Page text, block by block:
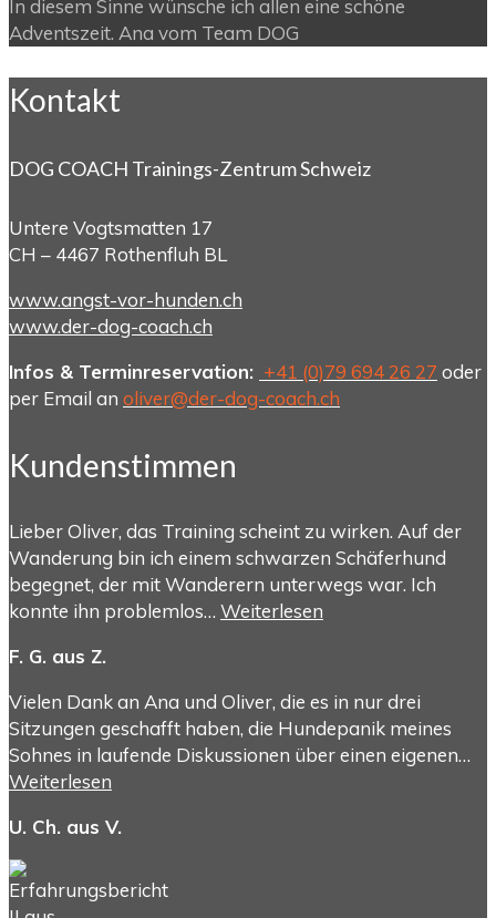
In diesem Sinne wünsche ich allen eine schöne
Adventszeit. Ana vom Team DOG
Kontakt
DOG COACH Trainings-Zentrum Schweiz
Untere Vogtsmatten 17
CH – 4467 Rothenfluh BL
www.angst-vor-hunden.ch
www.der-dog-coach.ch
Infos & Terminreservation: +41 (0)79 694 26 27 oder
per Email an oliver@der-dog-coach.ch
Kundenstimmen
Lieber Oliver, das Training scheint zu wirken. Auf der
Wanderung bin ich einem schwarzen Schäferhund
begegnet, der mit Wanderern unterwegs war. Ich
konnte ihn problemlos… Weiterlesen
F. G. aus Z.
Vielen Dank an Ana und Oliver, die es in nur drei
Sitzungen geschafft haben, die Hundepanik meines
Sohnes in laufende Diskussionen über einen eigenen…
Weiterlesen
U. Ch. aus V.